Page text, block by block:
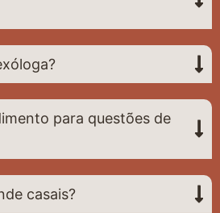
para questões de
casais?